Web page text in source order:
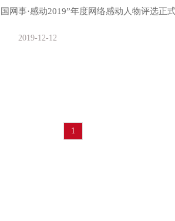
国网事·感动2019”年度网络感动人物评选正
2019-12-12
1